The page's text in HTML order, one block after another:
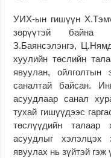
УИХ-ын гишүүн
зөрүүтэй байна
З.Баянсэлэнгэ,
хуулийн төслийн
явуулан, ойлголтын
саналтай байсан.
асуудлаар санал
тухай гишүүдээс
төслүүдийн талаар
асуудлыг хэлэлцэх
явуулах нь зүйтэй гэж